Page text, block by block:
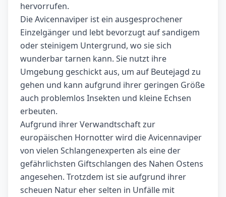
hervorrufen.
Die Avicennaviper ist ein ausgesprochener
Einzelgänger und lebt bevorzugt auf sandigem
oder steinigem Untergrund, wo sie sich
wunderbar tarnen kann. Sie nutzt ihre
Umgebung geschickt aus, um auf Beutejagd zu
gehen und kann aufgrund ihrer geringen Größe
auch problemlos Insekten und kleine Echsen
erbeuten.
Aufgrund ihrer Verwandtschaft zur
europäischen Hornotter wird die Avicennaviper
von vielen Schlangenexperten als eine der
gefährlichsten Giftschlangen des Nahen Ostens
angesehen. Trotzdem ist sie aufgrund ihrer
scheuen Natur eher selten in Unfälle mit